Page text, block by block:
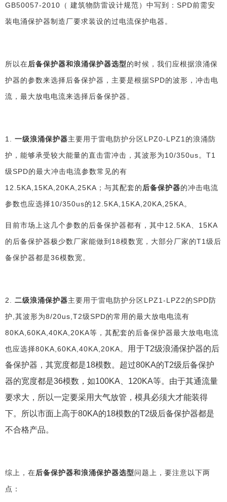
GB50057-2010（ 建筑物防雷设计规范）中写到：SPD前需安
装电涌保护器制造厂要求装设的过电流保护电器。
所以在后备保护器和浪涌保护器选型的时候，我们应根据浪涌保
护器的参数来选择后备保护器，主要是根据SPD的波形，冲击电
流，最大放电电流来选择后备保护器。
1. 一级浪涌保护器主要用于雷电防护分区LPZ0-LPZ1的浪涌防
护 ，能够承受较大能量的直击雷冲击，其波形为10/350us。 T1
级SPD的最大冲击电流参数常见的有
12.5KA,15KA,20KA,25KA；与其配套的 后备保护器的冲击电流
参数也应选择10/350us的12.5KA,15KA,20KA,25KA。
目前市场上这几个参数的后备保护器都有，其中 12.5KA、15KA
的后备保护器极少数厂家能做到18模数宽，大部分厂家的T1级后
备保护器都是36模数宽。
2. 二级浪涌保护器主要用于雷电防护分区LPZ1-LPZ2的SPD防
护, 其波形为8/20us T2级SPD的常用的最大放电电流有
80KA,60KA,40KA,20KA等，其配套的后备保护器最大放电电流
也应选择80KA,60KA,40KA,20KA。
用于T2级浪涌保护器的后
备保护器，其宽度都是18模数。超过80KA的T2级后备保护
器的宽度都是36模数，如100KA、120KA等。由于其通流量
要求大，所以一定要采用大气放管，模具必须大才能装得
下。所以市面上高于80KA的18模数的T2级后备保护器都是
不合格产品。
综上，在后备保护器和浪涌保护器选型问题上，要注意以下两
点：